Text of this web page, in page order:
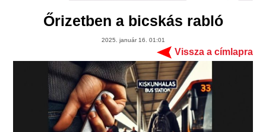
Őrizetben a bicskás rabló
2025. január 16. 01:01
Vissza a címlapra